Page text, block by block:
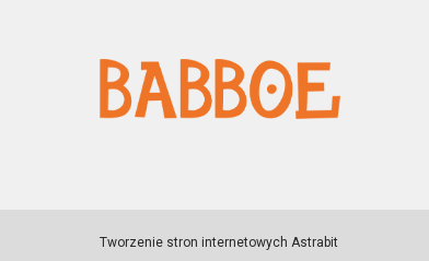
Tworzenie stron internetowych Astrabit